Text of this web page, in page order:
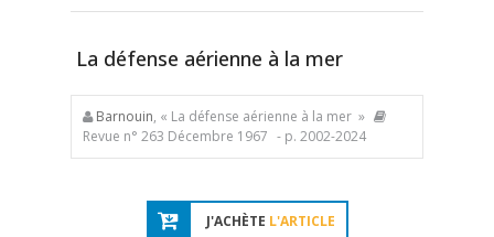
La défense aérienne à la mer
Barnouin, « La défense aérienne à la mer »
Revue n° 263 Décembre 1967 - p. 2002-2024
J'ACHÈTE L'ARTICLE